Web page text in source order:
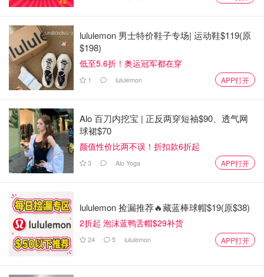
lululemon 男士特价鞋子专场| 运动鞋$119(原
$198)
低至5.6折！奥运冠军都在穿
1 lululemon APP打开
Alo 百刀内挖宝 | 正反两穿短袖$90、透气网
球裙$70
颜值性价比两不误！折扣款6折起
3 Alo Yoga APP打开
lululemon 捡漏推荐🔥藏蓝棒球帽$19(原$38)
2折起 泡沫蓝鸭舌帽$29补货
24 5 lululemon APP打开